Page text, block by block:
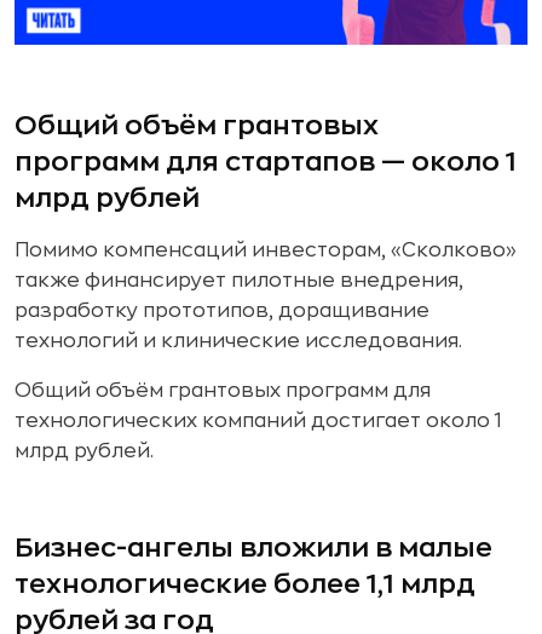
Общий объём грантовых
программ для стартапов — около 1
млрд рублей
Помимо компенсаций инвесторам, «Сколково»
также финансирует пилотные внедрения,
разработку прототипов, доращивание
технологий и клинические исследования.
Общий объём грантовых программ для
технологических компаний достигает около 1
млрд рублей.
Бизнес-ангелы вложили в малые
технологические более 1,1 млрд
рублей за год